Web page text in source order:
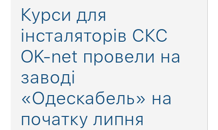
Курси для
інсталяторів СКС
OK-net провели на
заводі
«Одескабель» на
початку липня